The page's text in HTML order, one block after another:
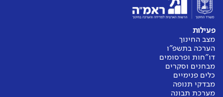
פעילות
מצב החינוך
הערכה בתשפ"ו
דו"חות ופרסומים
מבחנים וסקרים
כלים פנימיים
מבדקי תנופה
מערכת תבונה